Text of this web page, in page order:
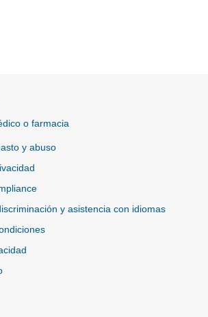
o farmacia
y abuso
y asistencia con idiomas